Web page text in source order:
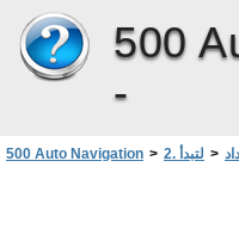
500
-
500 Auto Navigation > 2. لتبدأ >